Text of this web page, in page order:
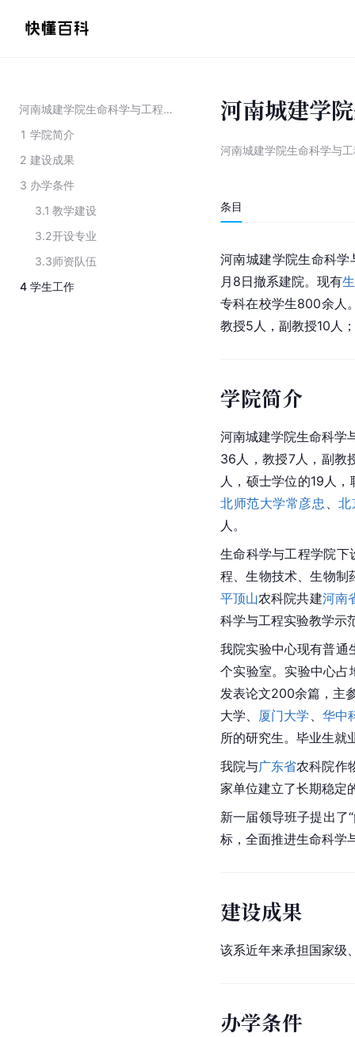
河南城建学院生命科学与工程学院
1 学院简介
2 建设成果
3 办学条件
3.1 教学建设
3.2开设专业
3.3师资队伍
4 学生工作
河南城建学
河南城建学院生命科学与
条目
河南城建学院生命科
月8日撤系建院。现有
专科在校学生800余人
教授5人，副教授10人
学院简介
河南城建学院生命科学
36人，教授7人，副教
人，硕士学位的19人，
北师范大学常彦忠 、北
人。
生命科学与工程学院下
程、生物技术、生物制
平顶山农科院共建河南
科学与工程实验教学示
我院实验中心现有普通
个实验室。实验中心
发表论文200余篇，主
大学
厦门大学
华中
所的研究生。毕业生就
我院与广东省农科院作
家单位建立了长期稳定
新一届领导班子提出了
标，全面推进生命科学
建设成果
该系近年来承担国家级
办学条件